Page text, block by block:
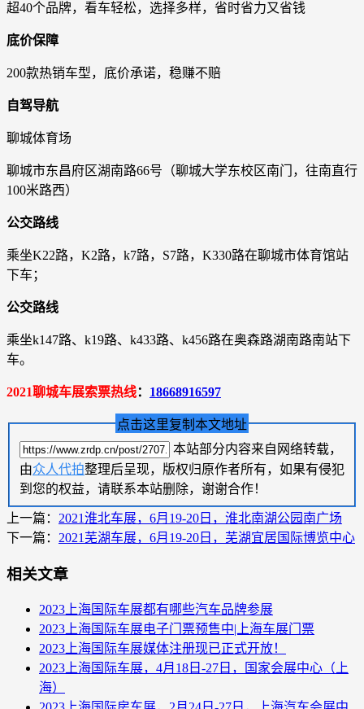
超40个品牌，看车轻松，选择多样，省时省力又省钱
底价保障
200款热销车型，底价承诺，稳赚不赔
自驾导航
聊城体育场
聊城市东昌府区湖南路66号（聊城大学东校区南门，往南直行
100米路西）
公交路线
乘坐K22路，K2路，k7路，S7路，K330路在聊城市体育馆站
下车；
公交路线
乘坐k147路、k19路、k433路、k456路在奥森路湖南路南站下
车。
2021聊城车展索票热线： 18668916597
点击这里复制本文地址
本站部分内容来自网络转载，
由众人代拍整理后呈现，版权归原作者所有，如果有侵犯
到您的权益，请联系本站删除，谢谢合作！
上一篇： 2021淮北车展，6月19-20日，淮北南湖公园南广场
下一篇： 2021芜湖车展，6月19-20日，芜湖宜居国际博览中心
相关文章
2023上海国际车展都有哪些汽车品牌参展
2023上海国际车展电子门票预售中|上海车展门票
2023上海国际车展媒体注册现已正式开放！
2023上海国际车展，4月18日-27日，国家会展中心（上
海）